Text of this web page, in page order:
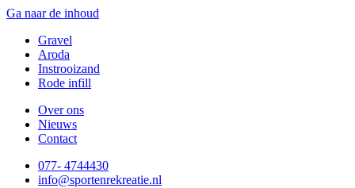
Ga naar de inhoud
Gravel
Aroda
Instrooizand
Rode infill
Over ons
Nieuws
Contact
077- 4744430
info@sportenrekreatie.nl